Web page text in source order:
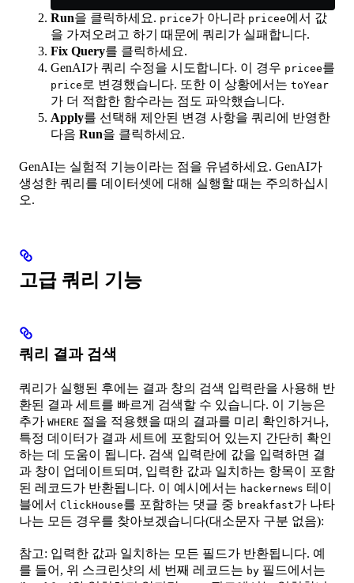
Run을 클릭하세요. price가 아니라 pricee에서 값
을 가져오려고 하기 때문에 쿼리가 실패합니다.
Fix Query를 클릭하세요.
GenAI가 쿼리 수정을 시도합니다. 이 경우 pricee를
price 로 변경했습니다. 또한 이 상황에서는 toYear
가 더 적합한 함수라는 점도 파악했습니다.
Apply를 선택해 제안된 변경 사항을 쿼리에 반영한
다음 Run을 클릭하세요.
GenAI는 실험적 기능이라는 점을 유념하세요. GenAI가
생성한 쿼리를 데이터셋에 대해 실행할 때는 주의하십시
오.
고급 쿼리 기능
쿼리 결과 검색
쿼리가 실행된 후에는 결과 창의 검색 입력란을 사용해 반
환된 결과 세트를 빠르게 검색할 수 있습니다. 이 기능은
추가 WHERE 절을 적용했을 때의 결과를 미리 확인하거나,
특정 데이터가 결과 세트에 포함되어 있는지 간단히 확인
하는 데 도움이 됩니다. 검색 입력란에 값을 입력하면 결
과 창이 업데이트되며, 입력한 값과 일치하는 항목이 포함
된 레코드가 반환됩니다. 이 예시에서는 hackernews 테이
블에서 ClickHouse를 포함하는 댓글 중 breakfast가 나타
나는 모든 경우를 찾아보겠습니다(대소문자 구분 없음):
참고: 입력한 값과 일치하는 모든 필드가 반환됩니다. 예
를 들어, 위 스크린샷의 세 번째 레코드는 by 필드에서는